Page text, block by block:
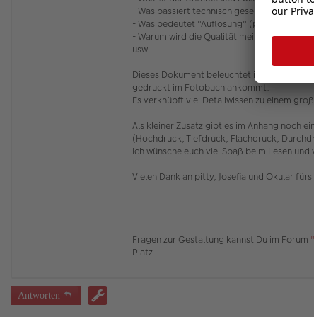
- Was passiert technisch gesehen alles,
- Was bedeutet "Auflösung" (ppi, dpi) und
- Warum wird die Qualität meiner Fotos,
usw.
Dieses Dokument beleuchtet in einfachen
gedruckt im Fotobuch ankommt.
Es verknüpft viel Detailwissen zu einem
Als kleiner Zusatz gibt es im Anhang noch
(Hochdruck, Tiefdruck, Flachdruck,
Ich wünsche euch viel Spaß beim Lesen und
Vielen Dank an pitty, Josefia und Okular
Fragen zur Gestaltung kannst Du im Forum
Platz.
Antworten